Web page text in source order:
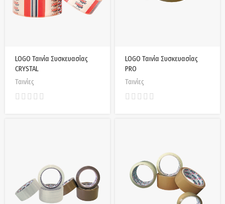
LOGO Ταινία Συσκευασίας
CRYSTAL
Ταινίες
LOGO Ταινία Συσκευασίας
PRO
Ταινίες